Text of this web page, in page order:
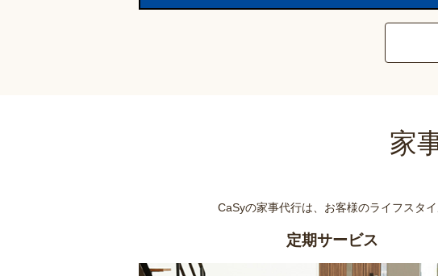
家
CaSyの家事代行は、お客様のライフスタ
定期サービス